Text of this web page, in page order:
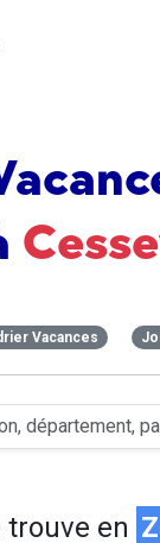
Vacances
trouve en